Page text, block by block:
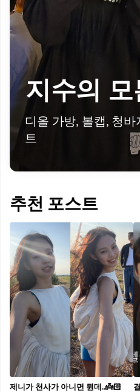
지수의 모
디올 가방, 볼캡, 청바
트
추천 포스트
제니가 천사가 아니면 뭔데..👼🏻